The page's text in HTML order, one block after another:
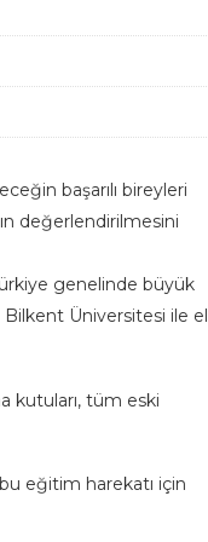
başarılı bireyleri
değerlendirilmesini
genelinde büyük
Bilkent Üniversitesi ile el
kutuları, tüm eski
eğitim harekatı için